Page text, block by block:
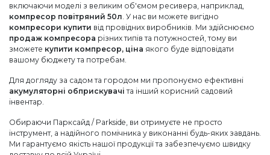
включаючи моделі з великим об'ємом ресивера, наприклад,
компресор повітряний 50л . У нас ви можете вигідно
компресори купити від провідних виробників. Ми здійснюємо
продаж компресора різних типів та потужностей, тому ви
зможете купити компресор, ціна якого буде відповідати
вашому бюджету та потребам.
Для догляду за садом та городом ми пропонуємо ефективні
акумуляторні обприскувачі та інший корисний садовий
інвентар.
Обираючи Парксайд / Parkside, ви отримуєте не просто
інструмент, а надійного помічника у виконанні будь-яких завдань.
Ми гарантуємо якість нашої продукції та забезпечуємо швидку